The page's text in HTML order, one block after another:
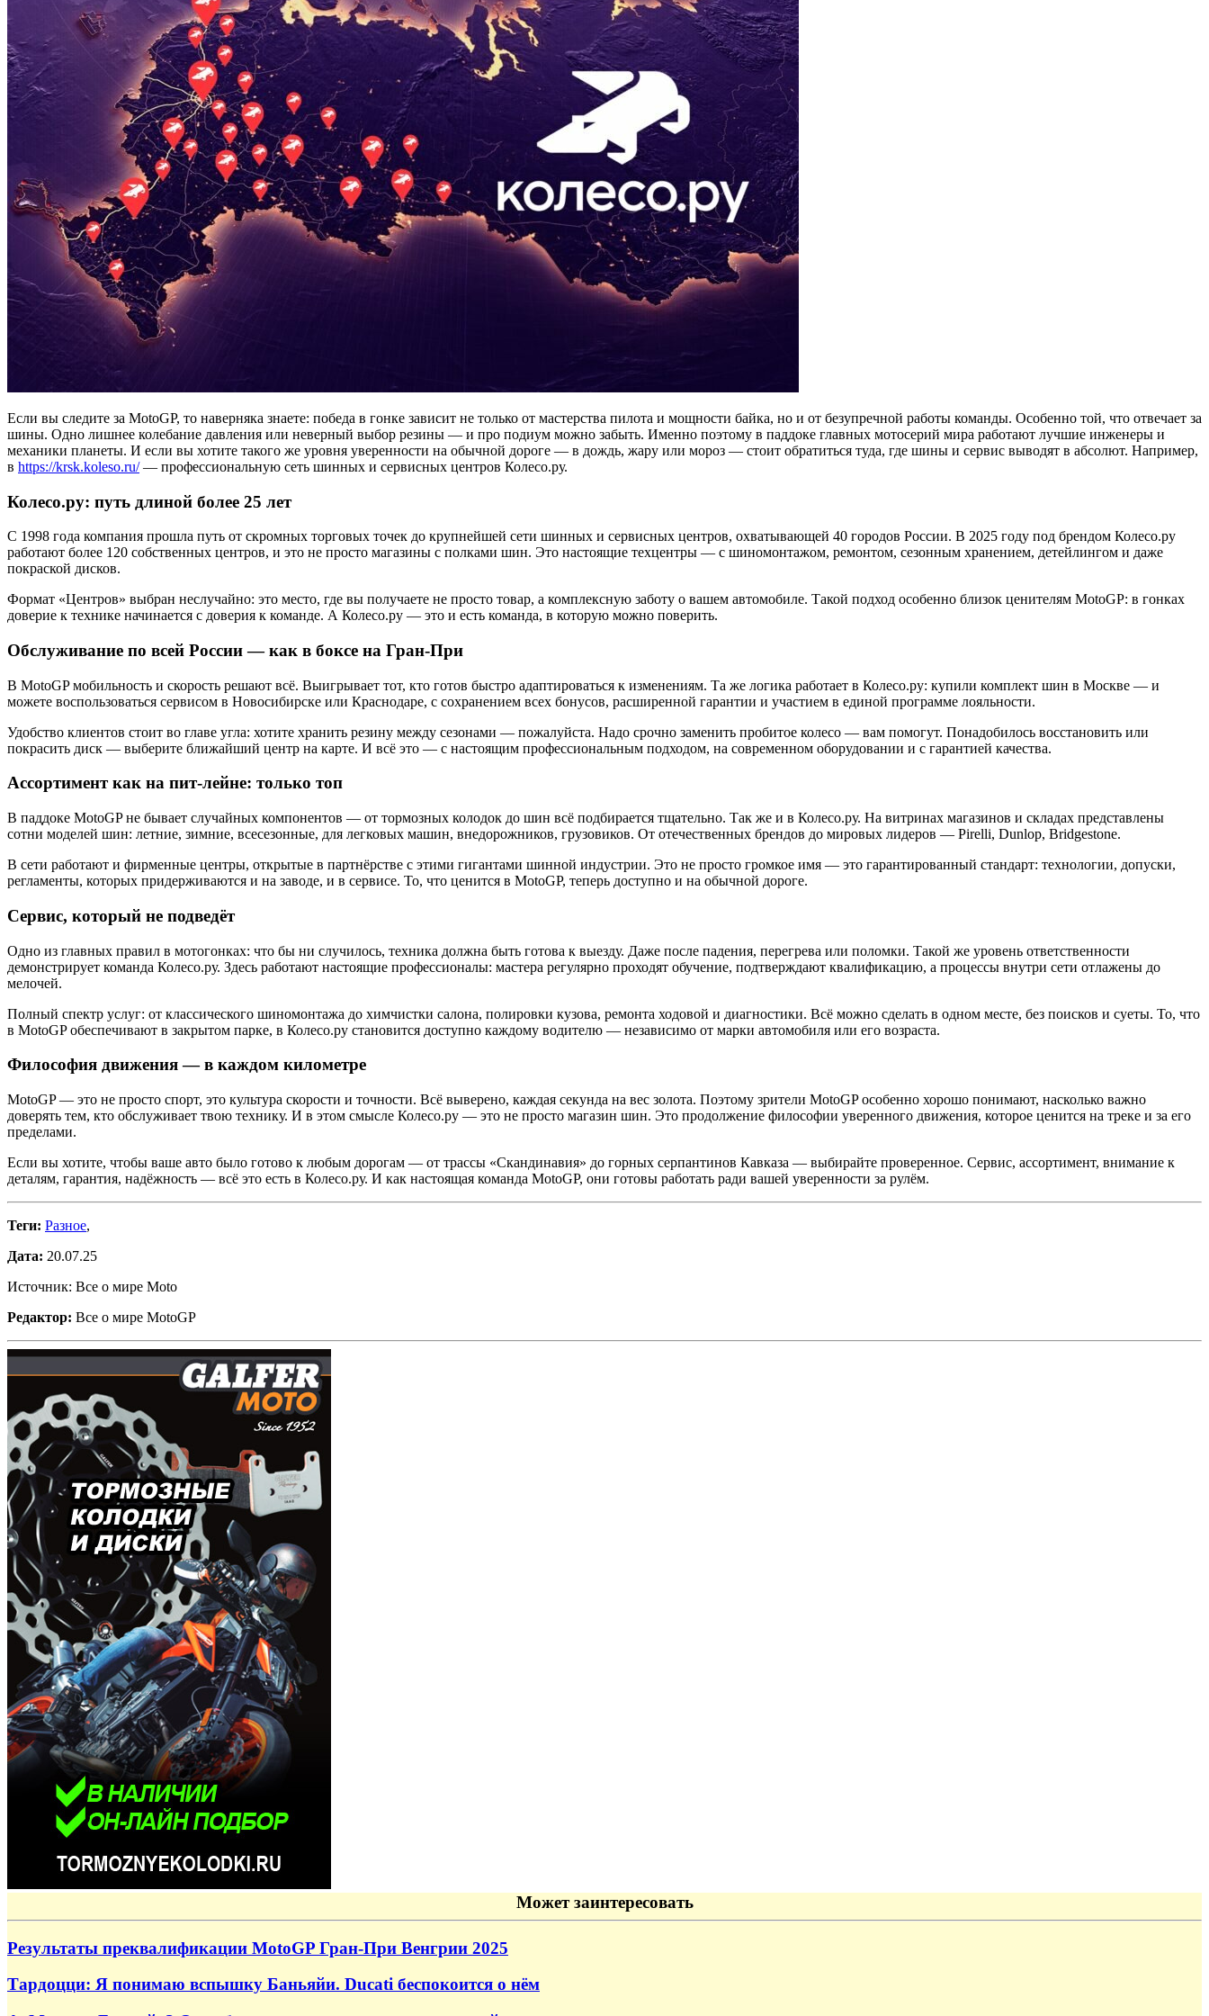
Если вы следите за MotoGP, то наверняка знаете: победа в гонке зависит не только от мастерства пилота и мощности байка, но и от безупречной работы команды. Особенно той, что отвечает за
шины. Одно лишнее колебание давления или неверный выбор резины — и про подиум можно забыть. Именно поэтому в паддоке главных мотосерий мира работают лучшие инженеры и
механики планеты. И если вы хотите такого же уровня уверенности на обычной дороге — в дождь, жару или мороз — стоит обратиться туда, где шины и сервис выводят в абсолют. Например,
в https://krsk.koleso.ru/— профессиональную сеть шинных и сервисных центров Колесо.ру.
Колесо.ру: путь длиной более 25 лет
С 1998 года компания прошла путь от скромных торговых точек до крупнейшей сети шинных и сервисных центров, охватывающей 40 городов России. В 2025 году под брендом Колесо.ру
работают более 120 собственных центров, и это не просто магазины с полками шин. Это настоящие техцентры — с шиномонтажом, ремонтом, сезонным хранением, детейлингом и даже
покраской дисков.
Формат «Центров» выбран неслучайно: это место, где вы получаете не просто товар, а комплексную заботу о вашем автомобиле. Такой подход особенно близок ценителям MotoGP: в гонках
доверие к технике начинается с доверия к команде. А Колесо.ру — это и есть команда, в которую можно поверить.
Обслуживание по всей России — как в боксе на Гран-При
В MotoGP мобильность и скорость решают всё. Выигрывает тот, кто готов быстро адаптироваться к изменениям. Та же логика работает в Колесо.ру: купили комплект шин в Москве — и
можете воспользоваться сервисом в Новосибирске или Краснодаре, с сохранением всех бонусов, расширенной гарантии и участием в единой программе лояльности.
Удобство клиентов стоит во главе угла: хотите хранить резину между сезонами — пожалуйста. Надо срочно заменить пробитое колесо — вам помогут. Понадобилось восстановить или
покрасить диск — выберите ближайший центр на карте. И всё это — с настоящим профессиональным подходом, на современном оборудовании и с гарантией качества.
Ассортимент как на пит-лейне: только топ
В паддоке MotoGP не бывает случайных компонентов — от тормозных колодок до шин всё подбирается тщательно. Так же и в Колесо.ру. На витринах магазинов и складах представлены
сотни моделей шин: летние, зимние, всесезонные, для легковых машин, внедорожников, грузовиков. От отечественных брендов до мировых лидеров — Pirelli, Dunlop, Bridgestone.
В сети работают и фирменные центры, открытые в партнёрстве с этими гигантами шинной индустрии. Это не просто громкое имя — это гарантированный стандарт: технологии, допуски,
регламенты, которых придерживаются и на заводе, и в сервисе. То, что ценится в MotoGP, теперь доступно и на обычной дороге.
Сервис, который не подведёт
Одно из главных правил в мотогонках: что бы ни случилось, техника должна быть готова к выезду. Даже после падения, перегрева или поломки. Такой же уровень ответственности
демонстрирует команда Колесо.ру. Здесь работают настоящие профессионалы: мастера регулярно проходят обучение, подтверждают квалификацию, а процессы внутри сети отлажены до
мелочей.
Полный спектр услуг: от классического шиномонтажа до химчистки салона, полировки кузова, ремонта ходовой и диагностики. Всё можно сделать в одном месте, без поисков и суеты. То, что
в MotoGP обеспечивают в закрытом парке, в Колесо.ру становится доступно каждому водителю — независимо от марки автомобиля или его возраста.
Философия движения — в каждом километре
MotoGP — это не просто спорт, это культура скорости и точности. Всё выверено, каждая секунда на вес золота. Поэтому зрители MotoGP особенно хорошо понимают, насколько важно
доверять тем, кто обслуживает твою технику. И в этом смысле Колесо.ру — это не просто магазин шин. Это продолжение философии уверенного движения, которое ценится на треке и за его
пределами.
Если вы хотите, чтобы ваше авто было готово к любым дорогам — от трассы «Скандинавия» до горных серпантинов Кавказа — выбирайте проверенное. Сервис, ассортимент, внимание к
деталям, гарантия, надёжность — всё это есть в Колесо.ру. И как настоящая команда MotoGP, они готовы работать ради вашей уверенности за рулём.
Теги: Разное,
Дата: 20.07.25
Источник: Все о мире Moto
Редактор: Все о мире MotoGP
Может заинтересовать
Результаты преквалификации MotoGP Гран-При Венгрии 2025
Тардоцци: Я понимаю вспышку Баньяйи. Ducati беспокоится о нём